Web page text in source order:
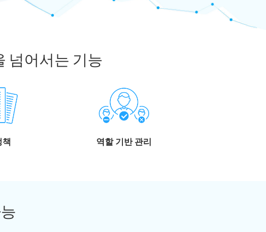
넘어서는 기능
책 역할 기반 관리